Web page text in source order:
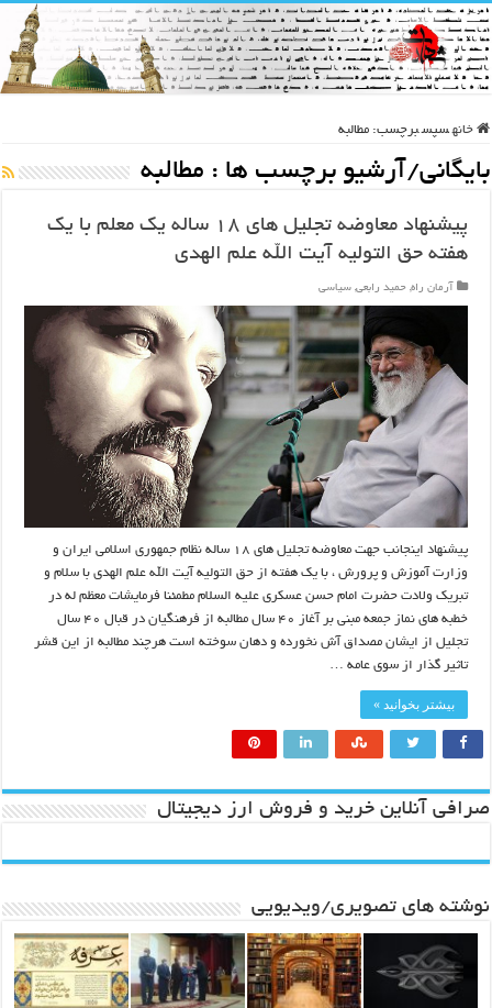
خانه سپس برچسب: مطالبه
بایگانی/آرشیو برچسب ها : مطالبه
پیشنهاد معاوضه تجلیل های ۱۸ ساله یک معلم با یک
هفته حق التولیه آیت الله علم الهدی
آرمان راه, حمید رابعی, سیاسی
پیشنهاد اینجانب جهت معاوضه تجلیل های ۱۸ ساله نظام جمهوری اسلامی ایران و
وزارت آموزش و پرورش ، با یک هفته از حق التولیه آیت الله علم الهدی با سلام و
تبریک ولادت حضرت امام حسن عسکری علیه السلام مطمئنا فرمایشات معظم له در
خطبه های نماز جمعه مبنی بر آغاز ۴۰ سال مطالبه از فرهنگیان در قبال ۴۰ سال
تجلیل از ایشان مصداق آش نخورده و دهان سوخته است هرچند مطالبه از این قشر
تاثیر گذار از سوی عامه …
بیشتر بخوانید »
صرافی آنلاین خرید و فروش ارز دیجیتال
نوشته های تصویری/ویدیویی